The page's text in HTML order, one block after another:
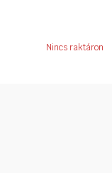
Nincs raktáron